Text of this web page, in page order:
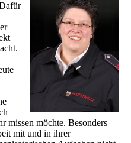
missen möchte. Besonders
mit und in ihrer